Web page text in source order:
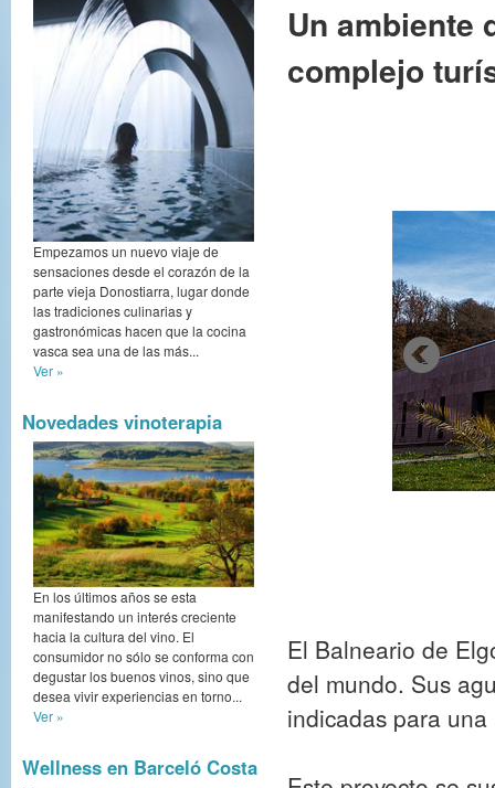
Empezamos un nuevo viaje de
sensaciones desde el corazón de la
parte vieja Donostiarra, lugar donde
las tradiciones culinarias y
gastronómicas hacen que la cocina
vasca sea una de las más...
Ver »
Novedades vinoterapia
En los últimos años se esta
manifestando un interés creciente
hacia la cultura del vino. El
consumidor no sólo se conforma con
degustar los buenos vinos, sino que
desea vivir experiencias en torno...
Ver »
Wellness en Barceló Costa
Un ambiente
complejo
El Balneario de
del mundo. Sus
indicadas para